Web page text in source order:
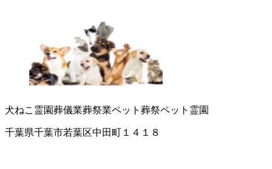
犬ねこ霊園葬儀業葬祭業ペット葬祭ペット霊園
千葉県千葉市若葉区中田町１４１８